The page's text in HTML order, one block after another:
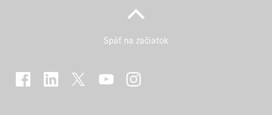
Späť na začiatok